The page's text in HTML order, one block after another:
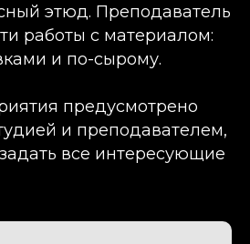
этюд. Преподаватель
работы с материалом:
и по-сырому.
предусмотрено
и преподавателем,
все интересующие